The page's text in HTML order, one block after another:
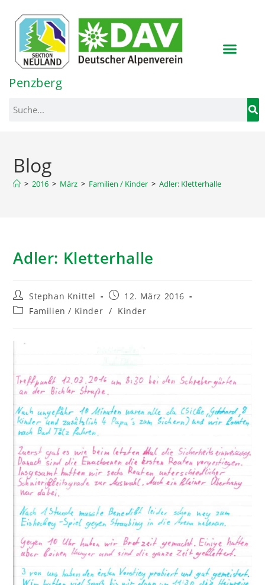
springen
Penzberg
Blog
> 2016 > März > Familien / Kinder > Adler: Kletterhalle
Adler: Kletterhalle
Stephan Knittel
12. März 2016
Familien / Kinder / Kinder